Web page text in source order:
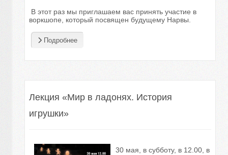
В этот раз мы приглашаем вас принять участие в
воркшопе, который посвящен будущему Нарвы.
Подробнее
Лекция «Мир в ладонях. История
игрушки»
30 мая, в субботу, в 12.00, в